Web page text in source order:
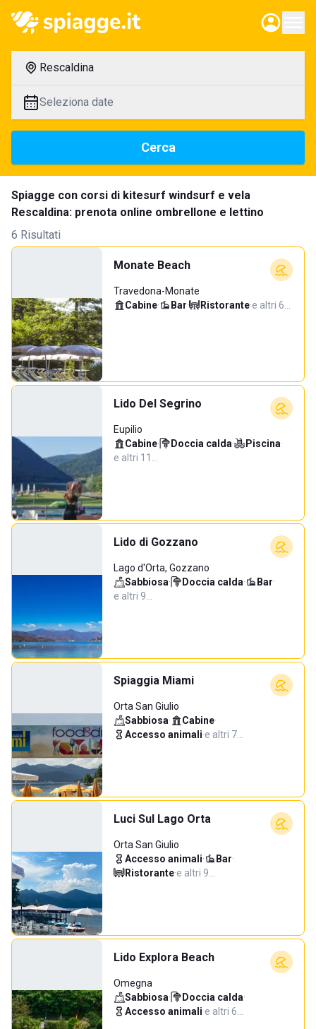
Rescaldina
Seleziona date
Cerca
Spiagge con corsi di kitesurf windsurf e vela
Rescaldina: prenota online ombrellone e lettino
6 Risultati
Monate Beach
Travedona-Monate
Cabine· Bar· Ristorante·e altri 6…
Lido Del Segrino
Eupilio
Cabine· Doccia calda· Piscina·
e altri 11…
Lido di Gozzano
Lago d'Orta, Gozzano
Sabbiosa· Doccia calda· Bar·
e altri 9…
Spiaggia Miami
Orta San Giulio
Sabbiosa· Cabine·
Accesso animali·e altri 7…
Luci Sul Lago Orta
Orta San Giulio
Accesso animali· Bar·
Ristorante·e altri 9…
Lido Explora Beach
Omegna
Sabbiosa· Doccia calda·
Accesso animali·e altri 6…